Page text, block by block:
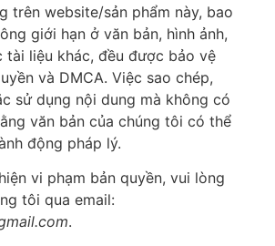
trên website/sản phẩm này, bao
giới hạn ở văn bản, hình ảnh,
tài liệu khác, đều được bảo vệ
và DMCA. Việc sao chép,
sử dụng nội dung mà không có
văn bản của chúng tôi có thể
động pháp lý.
vi phạm bản quyền, vui lòng
tôi qua email:
.